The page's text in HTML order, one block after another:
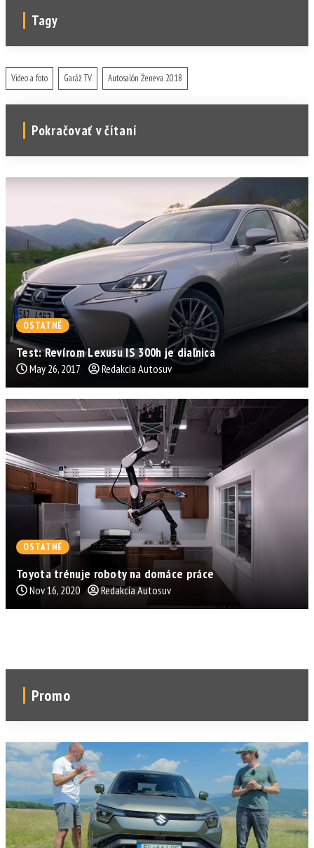
Tagy
Video a foto Garáž TV Autosalón Ženeva 2018
Pokračovať v čítaní
OSTATNÉ
Test: Revírom Lexusu IS 300h je diaľnica
May 26, 2017 Redakcia Autosuv
OSTATNÉ
Toyota trénuje roboty na domáce práce
Nov 16, 2020 Redakcia Autosuv
Promo